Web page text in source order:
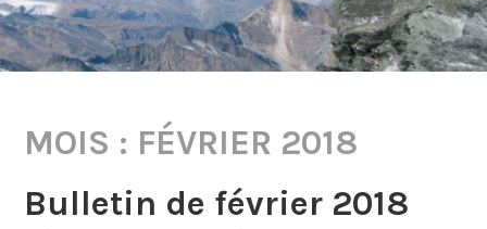
MOIS : FÉVRIER 2018
Bulletin de février 2018